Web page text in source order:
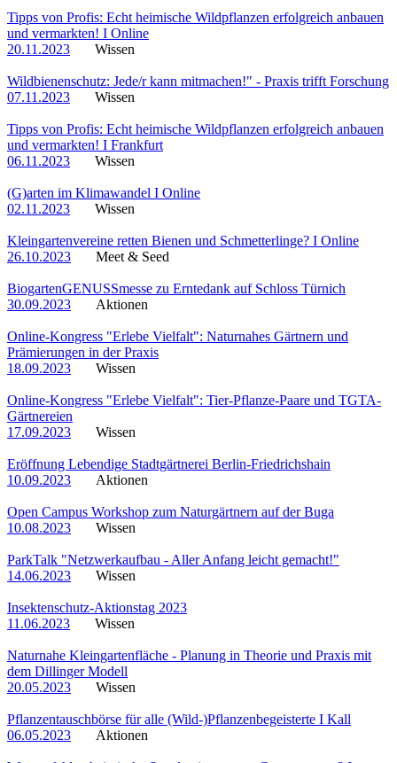
Tipps von Profis: Echt heimische Wildpflanzen erfolgreich anbauen
und vermarkten! I Online
20.11.2023
Wissen
Wildbienenschutz: Jede/r kann mitmachen!" - Praxis trifft Forschung
07.11.2023
Wissen
Tipps von Profis: Echt heimische Wildpflanzen erfolgreich anbauen
und vermarkten! I Frankfurt
06.11.2023
Wissen
(G)arten im Klimawandel I Online
02.11.2023
Wissen
Kleingartenvereine retten Bienen und Schmetterlinge? I Online
26.10.2023
Meet & Seed
BiogartenGENUSSmesse zu Erntedank auf Schloss Türnich
30.09.2023
Aktionen
Online-Kongress "Erlebe Vielfalt": Naturnahes Gärtnern und
Prämierungen in der Praxis
18.09.2023
Wissen
Online-Kongress "Erlebe Vielfalt": Tier-Pflanze-Paare und TGTA-
Gärtnereien
17.09.2023
Wissen
Eröffnung Lebendige Stadtgärtnerei Berlin-Friedrichshain
10.09.2023
Aktionen
Open Campus Workshop zum Naturgärtnern auf der Buga
10.08.2023
Wissen
ParkTalk "Netzwerkaufbau - Aller Anfang leicht gemacht!"
14.06.2023
Wissen
Insektenschutz-Aktionstag 2023
11.06.2023
Wissen
Naturnahe Kleingartenfläche - Planung in Theorie und Praxis mit
dem Dillinger Modell
20.05.2023
Wissen
Pflanzentauschbörse für alle (Wild-)Pflanzenbegeisterte I Kall
06.05.2023
Aktionen